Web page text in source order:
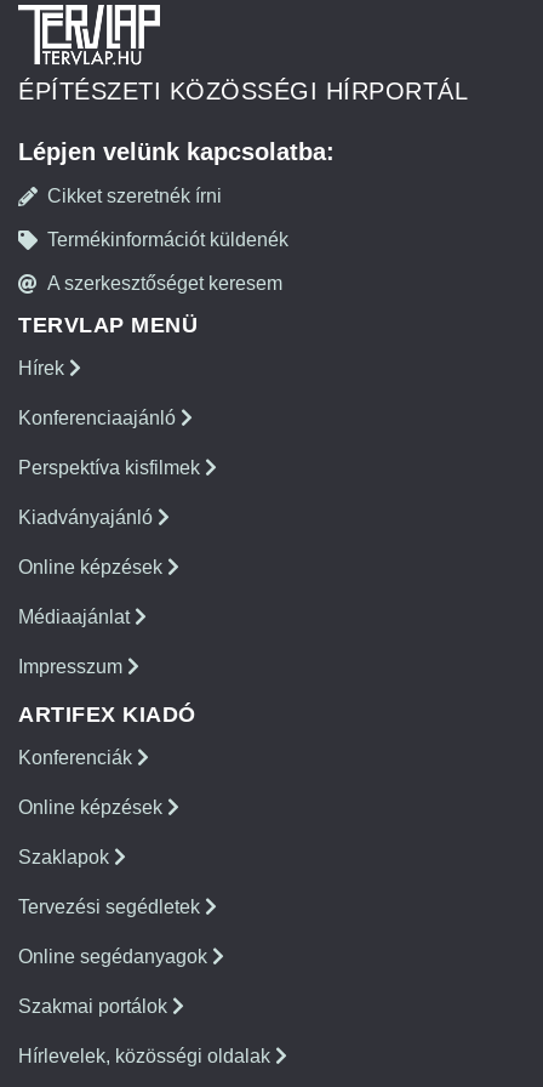
ÉPÍTÉSZETI KÖZÖSSÉGI HÍRPORTÁL
Lépjen velünk kapcsolatba:
Cikket szeretnék írni
Termékinformációt küldenék
A szerkesztőséget keresem
TERVLAP MENÜ
Hírek
Konferenciaajánló
Perspektíva kisfilmek
Kiadványajánló
Online képzések
Médiaajánlat
Impresszum
ARTIFEX KIADÓ
Konferenciák
Online képzések
Szaklapok
Tervezési segédletek
Online segédanyagok
Szakmai portálok
Hírlevelek, közösségi oldalak